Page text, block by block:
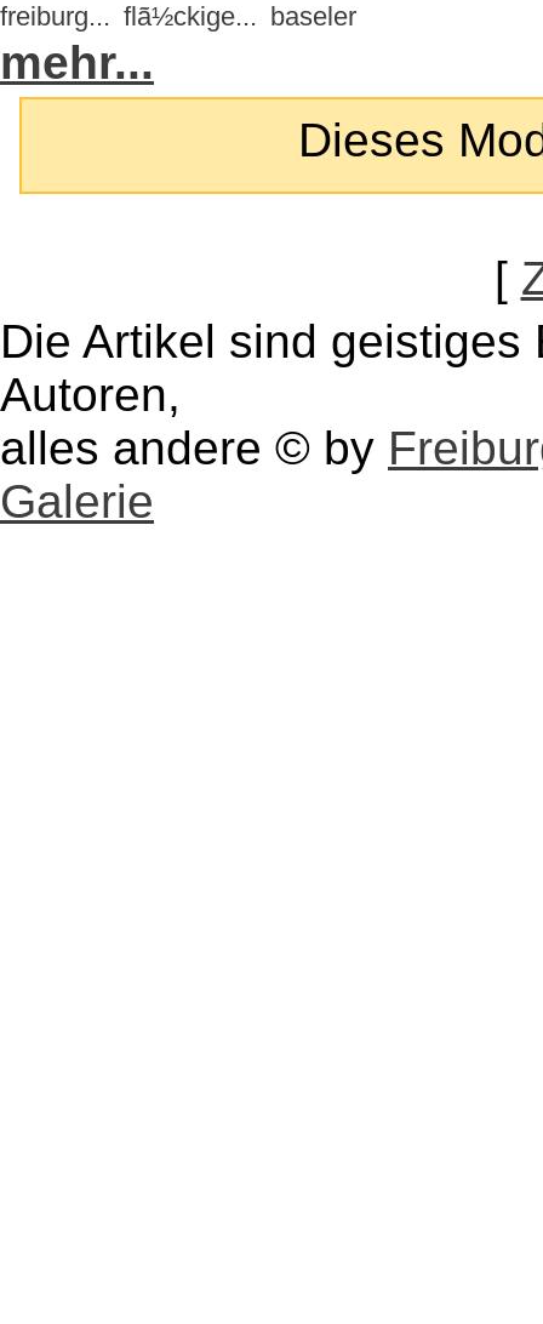
freiburg... flã½ckige... baseler
mehr...
Dieses
[
Die Artikel sind
Autoren,
alles andere © by
Galerie